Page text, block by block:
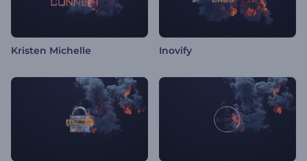
Kristen Michelle Inovify